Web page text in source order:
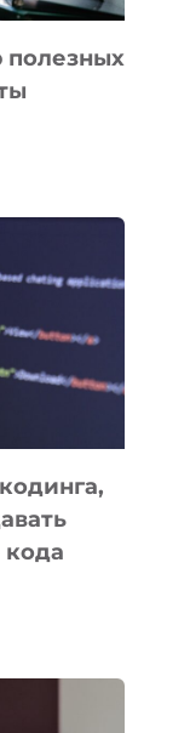
полезных
кода